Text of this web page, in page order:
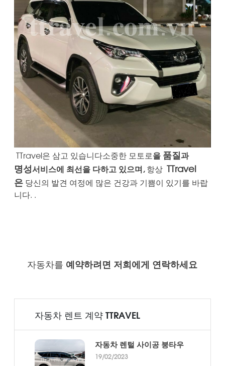
TTravel은 삼고 있습니다소중한 모토로을 품질과
명성서비스에 최선을 다하고 있으며,항상TTravel
은 당신의 발견 여정에 많은 건강과 기쁨이 있기를 바랍
니다. .
자동차를 예약하려면 저희에게 연락하세요
자동차 렌트 계약 TTRAVEL
자동차 렌털 사이공 붕타우
19/02/2023